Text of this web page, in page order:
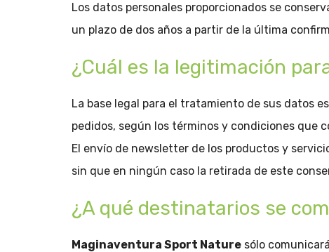
Los datos personales proporcionados se
un plazo de dos años a partir de la última
¿Cuál es la legitimación
La base legal para el tratamiento de sus datos
pedidos, según los términos y condiciones que
El envío de newsletter de los productos y
sin que en ningún caso la retirada de este
¿A qué destinatarios se
Maginaventura Sport Nature sólo